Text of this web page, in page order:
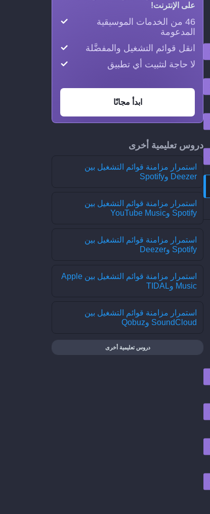
على الإنترنت!
46 من الخدمات الموسيقية
المدعومة
انقل قوائم التشغيل والمفضَّلة
لا حاجة لتثبيت أي تطبيق
ابدأ مجانًا
دروس تعليمية أخرى
استمرار مزامنة قوائم التشغيل بين
Deezer وSpotify
استمرار مزامنة قوائم التشغيل بين
Spotify وYouTube Music
استمرار مزامنة قوائم التشغيل بين
Spotify وDeezer
استمرار مزامنة قوائم التشغيل بين Apple
Music وTIDAL
استمرار مزامنة قوائم التشغيل بين
SoundCloud وQobuz
دروس تعليمية أخرى